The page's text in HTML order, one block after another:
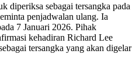
diperiksa sebagai tersangka pada
penjadwalan ulang. Ia
7 Januari 2026. Pihak
kehadiran Richard Lee
tersangka yang akan digelar